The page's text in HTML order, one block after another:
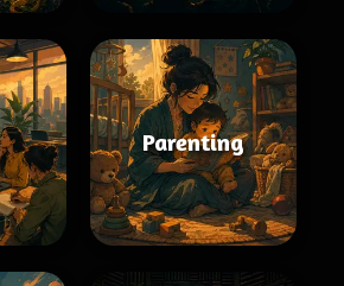
Parenting